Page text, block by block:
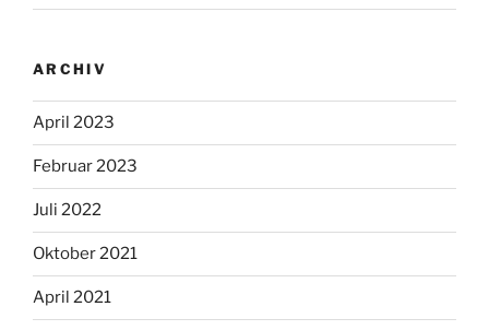
ARCHIV
April 2023
Februar 2023
Juli 2022
Oktober 2021
April 2021